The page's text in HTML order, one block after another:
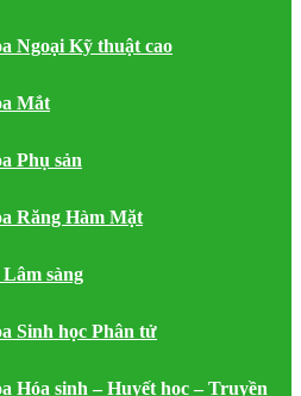
Ngoại Kỹ thuật cao
Mắt
Phụ sản
Răng Hàm Mặt
sàng
Sinh học Phân tử
Hóa sinh – Huyết học – Truyền